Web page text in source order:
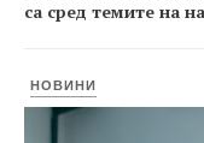
са сред темите на
НОВИНИ